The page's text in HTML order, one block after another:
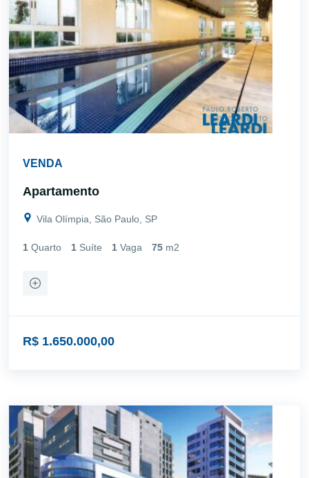
VENDA
Apartamento
Vila Olímpia, São Paulo, SP
1 Quarto 1 Suíte 1 Vaga 75 m2
R$ 1.650.000,00